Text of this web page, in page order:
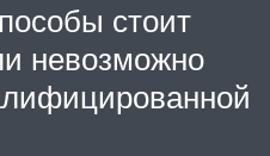
стоит
невозможно